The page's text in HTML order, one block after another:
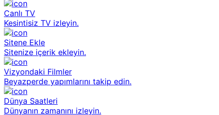
Canlı TV
Kesintisiz TV izleyin.
Sitene Ekle
Sitenize içerik ekleyin.
Vizyondaki Filmler
Beyazperde yapımlarını takip edin.
Dünya Saatleri
Dünyanın zamanını izleyin.